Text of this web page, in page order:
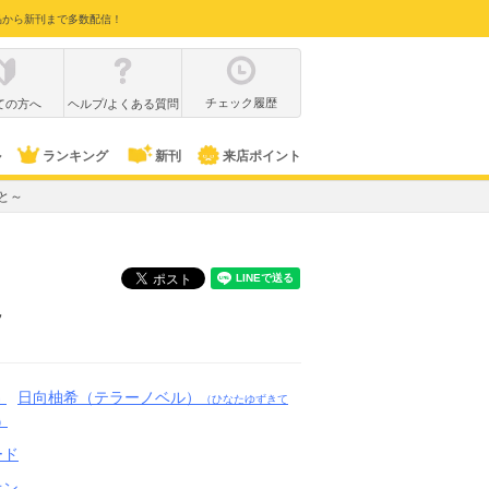
ら新刊まで多数配信！
の方へ ヘルプ/よくある質問 チェック履歴
ランキング 新刊 来店ポイント
～
日向柚希（テラーノベル）
（ひなたゆずきて